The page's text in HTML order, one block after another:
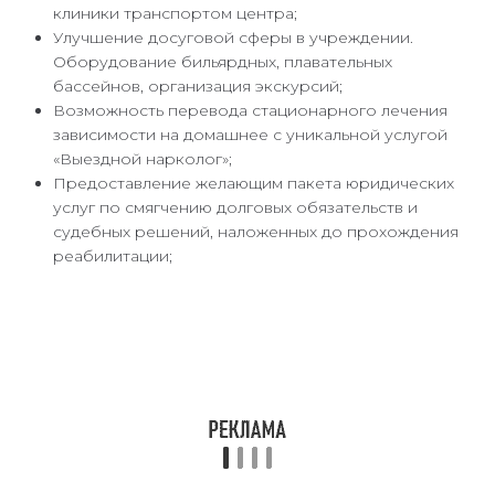
клиники транспортом центра;
Улучшение досуговой сферы в учреждении.
Оборудование бильярдных, плавательных
бассейнов, организация экскурсий;
Возможность перевода стационарного лечения
зависимости на домашнее с уникальной услугой
«Выездной нарколог»;
Предоставление желающим пакета юридических
услуг по смягчению долговых обязательств и
судебных решений, наложенных до прохождения
реабилитации;